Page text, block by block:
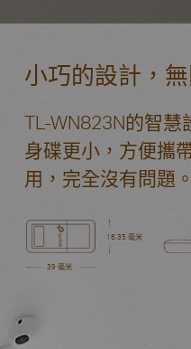
小巧的設計，
TL-WN823N的智慧
身碟更小，方便攜
用，完全沒有問題。
39 毫米
18.35 毫米